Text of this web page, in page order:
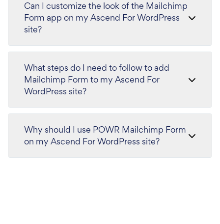
Can I customize the look of the Mailchimp
Form app on my Ascend For WordPress
site?
What steps do I need to follow to add
Mailchimp Form to my Ascend For
WordPress site?
Why should I use POWR Mailchimp Form
on my Ascend For WordPress site?